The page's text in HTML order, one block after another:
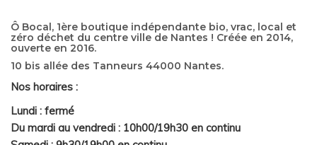
Ô Bocal, 1ère boutique indépendante bio, vrac, local et
zéro déchet du centre ville de Nantes ! Créée en 2014,
ouverte en 2016.
10 bis allée des Tanneurs 44000 Nantes.
Nos horaires :
Lundi : fermé
Du mardi au vendredi : 10h00/19h30 en continu